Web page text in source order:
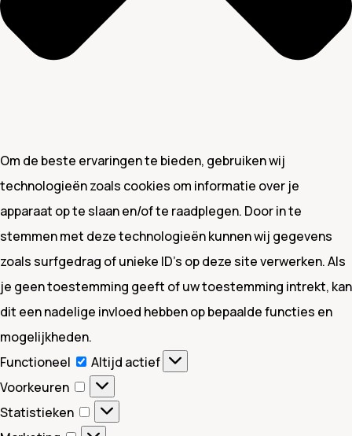
Om de beste ervaringen te bieden, gebruiken wij
technologieën zoals cookies om informatie over je
apparaat op te slaan en/of te raadplegen. Door in te
stemmen met deze technologieën kunnen wij gegevens
zoals surfgedrag of unieke ID's op deze site verwerken. Als
je geen toestemming geeft of uw toestemming intrekt, kan
dit een nadelige invloed hebben op bepaalde functies en
mogelijkheden.
Functioneel
Functioneel
Altijd actief
Voorkeuren
Voorkeuren
Statistieken
Statistieken